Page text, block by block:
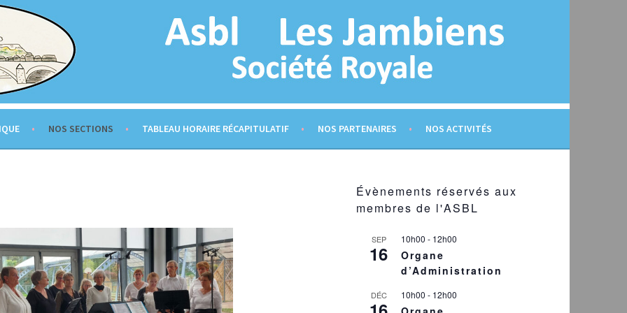
NOS SECTIONS TABLEAU HORAIRE RÉCAPITULATIF NOS PARTENAIRES NOS ACTIVITÉS
Évènements réservés aux
membres de l'ASBL
SEP
16
10h00 - 12h00
Organe
d’Administration
DÉC 10h00 - 12h00